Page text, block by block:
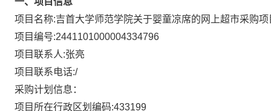
项目名称:吉首大学师范学院关于婴童凉席的网上超市采购项
项目编号:2441101000004334796
项目联系人:张亮
项目联系电话:/
采购计划信息：
项目所在行政区划编码:433199